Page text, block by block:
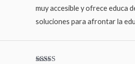
muy accesible y ofrece educa
soluciones para afrontar la